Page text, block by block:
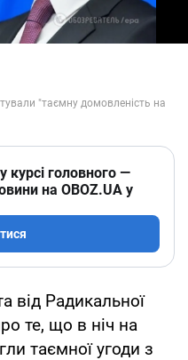
курсі головного —
на OBOZ.UA у
від Радикальної
те, що в ніч на
таємної угоди з